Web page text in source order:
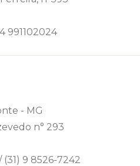
991102024
- MG
n° 293
(31) 9 8526-7242